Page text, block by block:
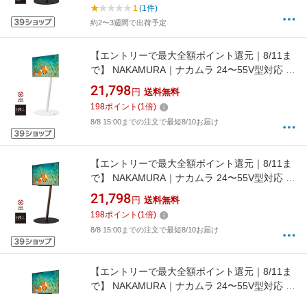
1(1件)
約2〜3週間で出荷予定
【エントリーで最大全額ポイント還元｜8/11ま
で】 NAKAMURA｜ナカムラ 24〜55V型対応 テ
レビスタンド WALL WALL A2 フラットベース
ロータイプ サテンホワイト WLTVL4111F
21,798 円 送料無料
198ポイント (1倍)
8/8 15:00までの注文で最短8/10お届け
【エントリーで最大全額ポイント還元｜8/11ま
で】 NAKAMURA｜ナカムラ 24〜55V型対応 テ
レビスタンド WALL A2 フラットベース ロータ
イプ ウォールナット WLTVL4238F
21,798 円 送料無料
198ポイント (1倍)
8/8 15:00までの注文で最短8/10お届け
【エントリーで最大全額ポイント還元｜8/11ま
で】 NAKAMURA｜ナカムラ 24〜55V型対応 テ